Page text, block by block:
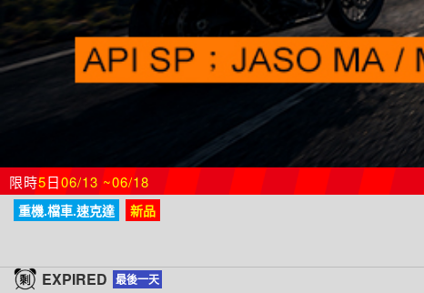
限時5日06/13 ~06/18
重機.檔車.速克達 新品
EXPIRED 最後一天